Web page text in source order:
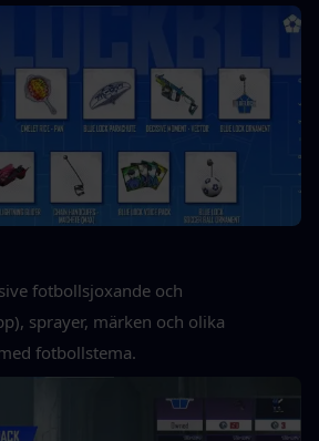
fotbollsjoxande och
sprayer, märken och olika
fotbollstema.